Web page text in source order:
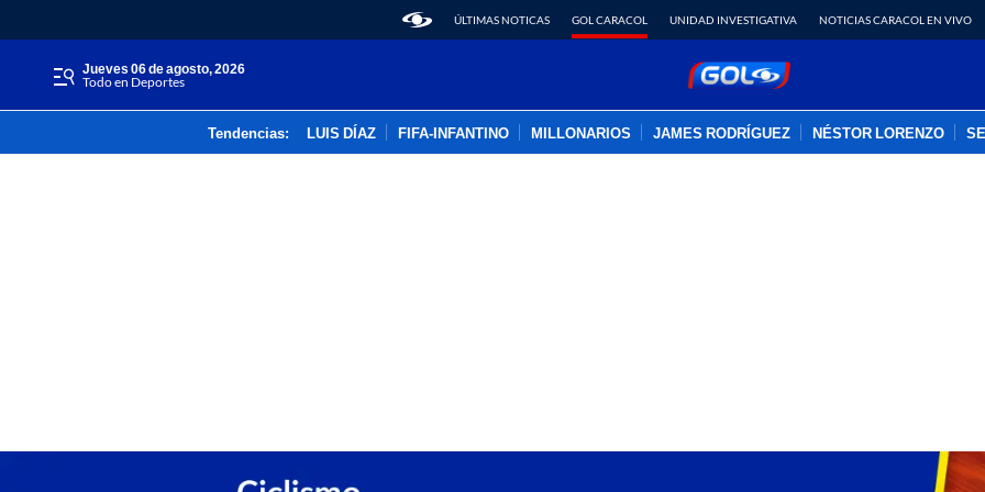
ÚLTIMAS NOTICAS GOL CARACOL UNIDAD INVESTIGATIVA NOTICIAS CARACOL EN VIVO
jueves 06 de agosto, 2026
Todo en Deportes
Tendencias: LUIS DÍAZ FIFA-INFANTINO MILLONARIOS JAMES RODRÍGUEZ NÉSTOR LORENZO